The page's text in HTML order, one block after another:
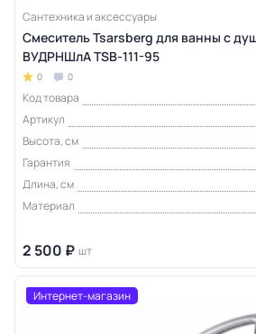
Сантехника и аксессуары
Смеситель Tsarsberg для ванны с
ВУДРНШлА TSB-111-95
0 0
Код товара
Артикул
Высота, см
Гарантия
Длина, см
Материал
2 500 ₽ шт
Интернет-магазин